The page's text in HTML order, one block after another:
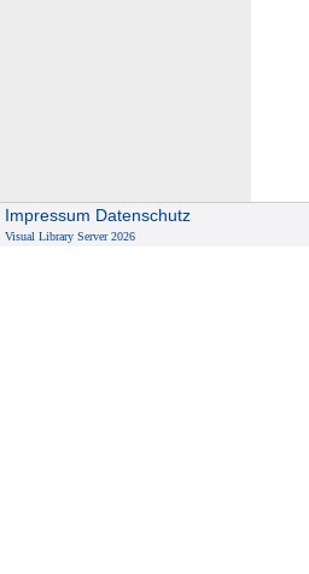
Impressum Datenschutz
Visual Library Server 2026